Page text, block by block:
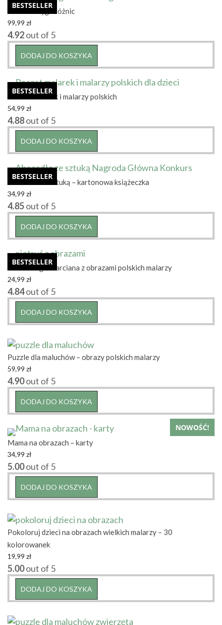
BESTSELLER
Wielka księga różnic
99,99 zł
4.92out of 5
DODAJ DO KOSZYKA
BESTSELLER
Poczet malarek i malarzy polskich
54,99 zł
4.88out of 5
DODAJ DO KOSZYKA
BESTSELLER
Abecadło ze sztuką – kartonowa książeczka
34,99 zł
4.85out of 5
DODAJ DO KOSZYKA
BESTSELLER
Piotruś – gra karciana z obrazami polskich malarzy
24,99 zł
4.84out of 5
DODAJ DO KOSZYKA
Puzzle dla maluchów – obrazy polskich malarzy
59,99 zł
4.90out of 5
DODAJ DO KOSZYKA
NOWOŚĆ!
Mama na obrazach – karty
34,99 zł
5.00out of 5
DODAJ DO KOSZYKA
Pokoloruj dzieci na obrazach wielkich malarzy – 30
kolorowanek
19,99 zł
5.00out of 5
DODAJ DO KOSZYKA